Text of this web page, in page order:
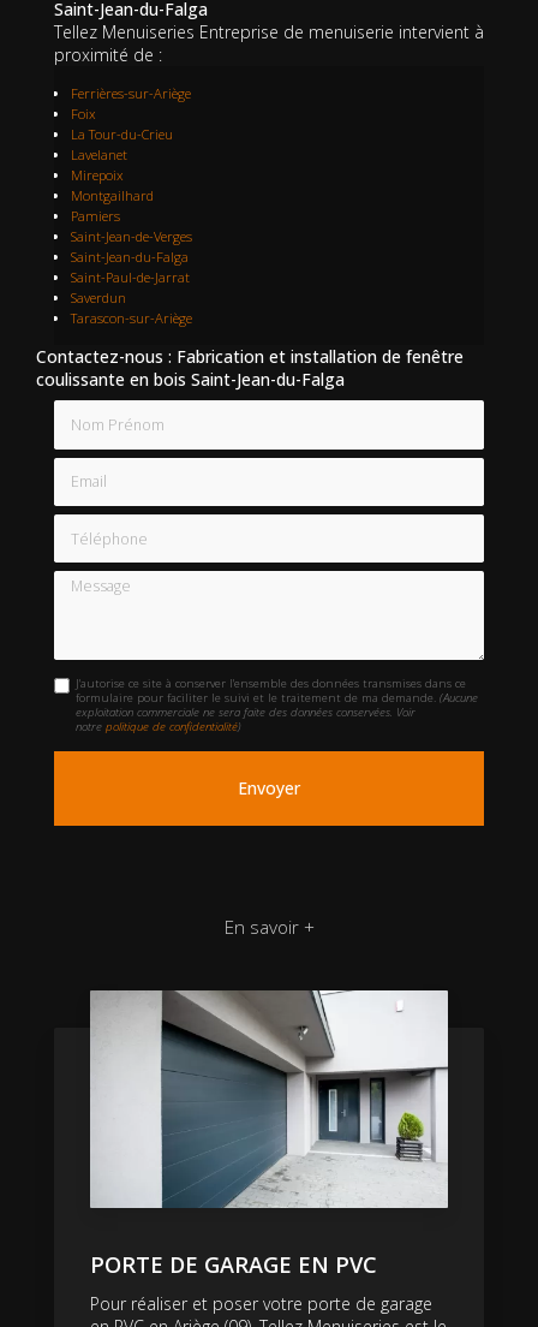
Saint-Jean-du-Falga
Tellez Menuiseries Entreprise de menuiserie intervient à
proximité de :
Ferrières-sur-Ariège
Foix
La Tour-du-Crieu
Lavelanet
Mirepoix
Montgailhard
Pamiers
Saint-Jean-de-Verges
Saint-Jean-du-Falga
Saint-Paul-de-Jarrat
Saverdun
Tarascon-sur-Ariège
Contactez-nous : Fabrication et installation de fenêtre
coulissante en bois Saint-Jean-du-Falga
Email
Téléphone
Message
J'autorise ce site à conserver l'ensemble des données transmises dans ce
formulaire pour faciliter le suivi et le traitement de ma demande.(Aucune
exploitation commerciale ne sera faite des données conservées. Voir
notrepolitique de confidentialité)
En savoir +
PORTE DE GARAGE EN PVC
Pour réaliser et poser votre porte de garage